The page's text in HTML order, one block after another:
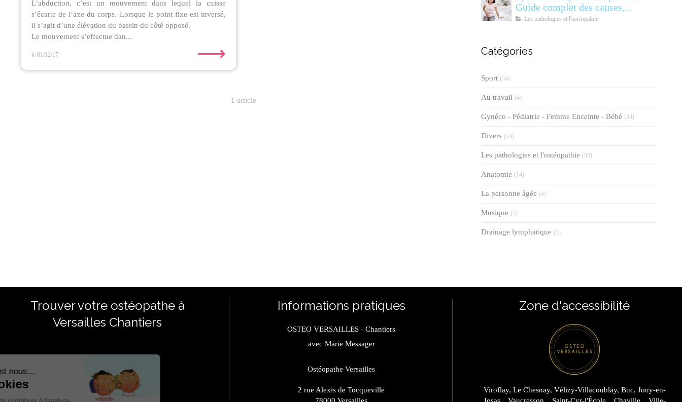
L’abduction, c’est un mouvement dans lequel la cuisse
s’écarte de l’axe du corps. Lorsque le point fixe est inversé,
il s’agit d’une élévation du bassin du côté opposé.
Le mouvement s’effectue dan...
le 01/12/17 ⟶
1 article
Guide complet des causes,
symptômes, diagnostic et
Les pathologies et l'ostéopathie
Catégories
Sport (34)
Au travail (4)
Gynéco - Pédiatrie - Femme Enceinte - Bébé (34)
Divers (24)
Les pathologies et l'ostéopathie (58)
Anatomie (14)
La personne âgée (4)
Musique (7)
Drainage lymphatique (3)
Trouver votre ostéopathe à
Versailles Chantiers
Informations pratiques
OSTEO VERSAILLES - Chantiers
avec Marie Messager
Ostéopathe Versailles
2 rue Alexis de Tocqueville
Zone d'accessibilité
Viroflay, Le Chesnay, Vélizy-Villacoublay, Buc, Jouy-en-